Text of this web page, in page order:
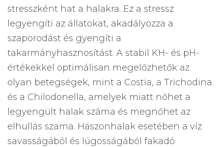
stresszként hat a halakra. Ez a stressz
legyengíti az állatokat, akadályozza a
szaporodást és gyengíti a
takarmányhasznosítást. A stabil KH- és pH-
értékekkel optimálisan megelőzhetők az
olyan betegségek, mint a Costia, a Trichodina
és a Chilodonella, amelyek miatt nőhet a
legyengült halak száma és megnőhet az
elhullás szama. Haszonhalak esetében a víz
savasságából és lúgosságából fakadó